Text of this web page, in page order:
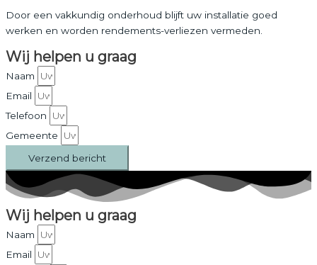
Door een vakkundig onderhoud blijft uw installatie goed
werken en worden rendements-verliezen vermeden.
Wij helpen u graag
Naam
Email
Telefoon
Gemeente
Verzend bericht
Wij helpen u graag
Naam
Email